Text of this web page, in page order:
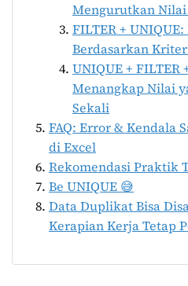
Mengurutkan
FILTER +
Berdasarkan
UNIQUE + FILTER
Menangkap Nilai
Sekali
FAQ: Error & Kendala
di Excel
Rekomendasi Praktik
Be UNIQUE 😅
Data Duplikat Bisa
Kerapian Kerja Tetap